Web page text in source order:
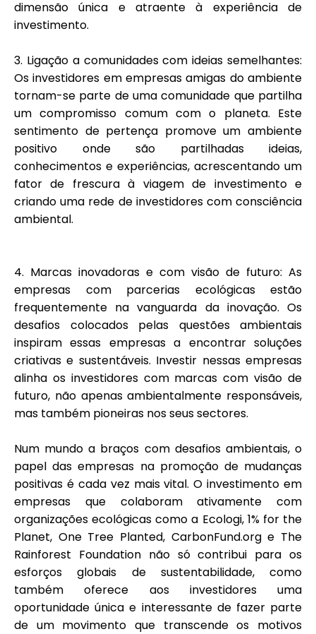
dimensão única e atraente à experiência de
investimento.
3. Ligação a comunidades com ideias semelhantes:
Os investidores em empresas amigas do ambiente
tornam-se parte de uma comunidade que partilha
um compromisso comum com o planeta. Este
sentimento de pertença promove um ambiente
positivo onde são partilhadas ideias,
conhecimentos e experiências, acrescentando um
fator de frescura à viagem de investimento e
criando uma rede de investidores com consciência
ambiental.
4. Marcas inovadoras e com visão de futuro: As
empresas com parcerias ecológicas estão
frequentemente na vanguarda da inovação. Os
desafios colocados pelas questões ambientais
inspiram essas empresas a encontrar soluções
criativas e sustentáveis. Investir nessas empresas
alinha os investidores com marcas com visão de
futuro, não apenas ambientalmente responsáveis,
mas também pioneiras nos seus sectores.
Num mundo a braços com desafios ambientais, o
papel das empresas na promoção de mudanças
positivas é cada vez mais vital. O investimento em
empresas que colaboram ativamente com
organizações ecológicas como a Ecologi, 1% for the
Planet, One Tree Planted, CarbonFund.org e The
Rainforest Foundation não só contribui para os
esforços globais de sustentabilidade, como
também oferece aos investidores uma
oportunidade única e interessante de fazer parte
de um movimento que transcende os motivos